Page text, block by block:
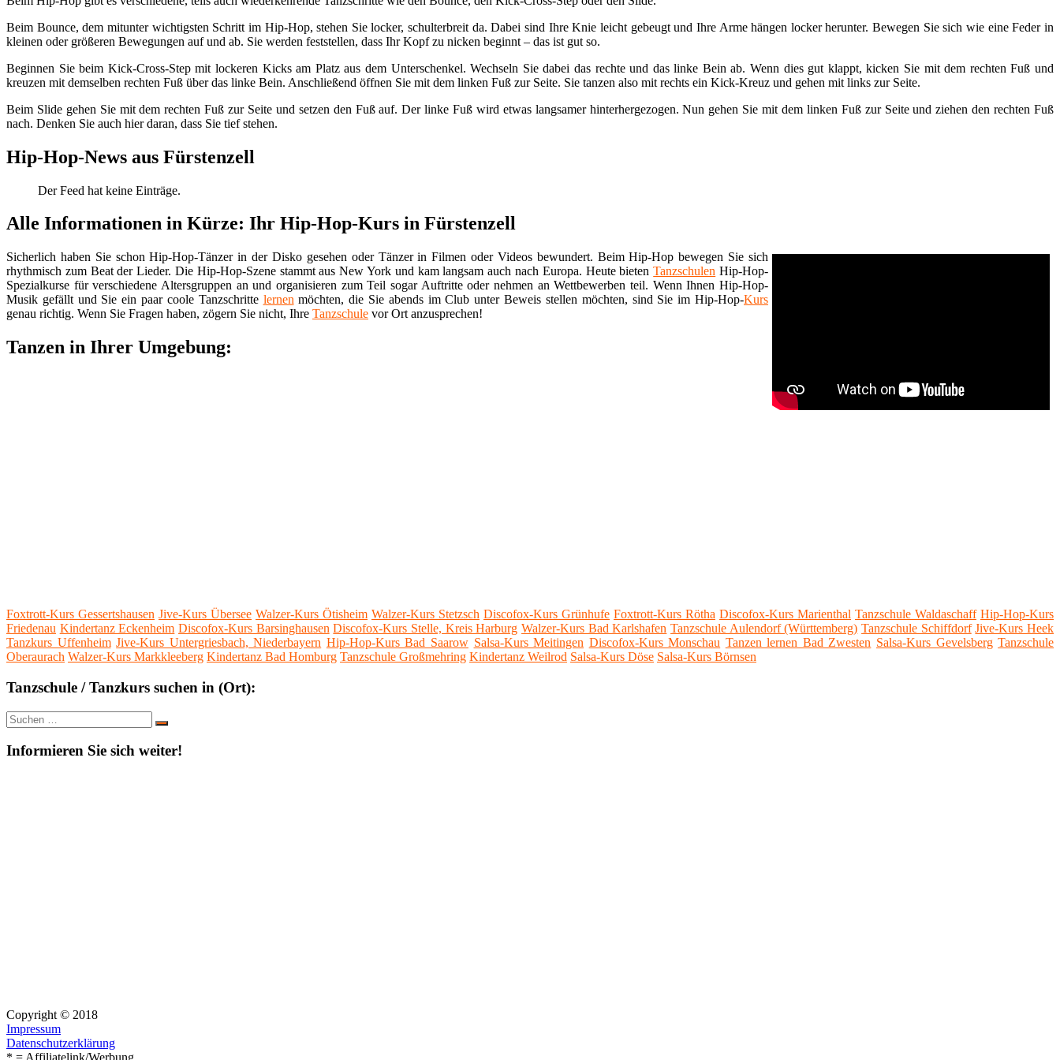
Beim Bounce, dem mitunter wichtigsten Schritt im Hip-Hop, stehen Sie locker, schulterbreit da. Dabei sind Ihre Knie leicht gebeugt und Ihre Arme hängen locker herunter. Bewegen Sie sich wie eine Feder in
kleinen oder größeren Bewegungen auf und ab. Sie werden feststellen, dass Ihr Kopf zu nicken beginnt – das ist gut so.
Beginnen Sie beim Kick-Cross-Step mit lockeren Kicks am Platz aus dem Unterschenkel. Wechseln Sie dabei das rechte und das linke Bein ab. Wenn dies gut klappt, kicken Sie mit dem rechten Fuß und
kreuzen mit demselben rechten Fuß über das linke Bein. Anschließend öffnen Sie mit dem linken Fuß zur Seite. Sie tanzen also mit rechts ein Kick-Kreuz und gehen mit links zur Seite.
Beim Slide gehen Sie mit dem rechten Fuß zur Seite und setzen den Fuß auf. Der linke Fuß wird etwas langsamer hinterhergezogen. Nun gehen Sie mit dem linken Fuß zur Seite und ziehen den rechten Fuß
nach. Denken Sie auch hier daran, dass Sie tief stehen.
Hip-Hop-News aus Fürstenzell
Der Feed hat keine Einträge.
Alle Informationen in Kürze: Ihr Hip-Hop-Kurs in Fürstenzell
Sicherlich haben Sie schon Hip-Hop-Tänzer in der Disko gesehen oder Tänzer in Filmen oder Videos bewundert. Beim Hip-Hop bewegen Sie sich
rhythmisch zum Beat der Lieder. Die Hip-Hop-Szene stammt aus New York und kam langsam auch nach Europa. Heute bietenTanzschulen Hip-Hop-
Spezialkurse für verschiedene Altersgruppen an und organisieren zum Teil sogar Auftritte oder nehmen an Wettbewerben teil. Wenn Ihnen Hip-Hop-
Musik gefällt und Sie ein paar coole Tanzschritte lernen möchten, die Sie abends im Club unter Beweis stellen möchten, sind Sie im Hip-Hop-Kurs
genau richtig. Wenn Sie Fragen haben, zögern Sie nicht, Ihre Tanzschule vor Ort anzusprechen!
Tanzen in Ihrer Umgebung:
Foxtrott-Kurs Gessertshausen Jive-Kurs Übersee Walzer-Kurs Ötisheim Walzer-Kurs Stetzsch Discofox-Kurs Grünhufe Foxtrott-Kurs Rötha Discofox-Kurs Marienthal Tanzschule Waldaschaff Hip-Hop-Kurs
Friedenau Kindertanz Eckenheim Discofox-Kurs Barsinghausen Discofox-Kurs Stelle, Kreis Harburg Walzer-Kurs Bad Karlshafen Tanzschule Aulendorf (Württemberg) Tanzschule Schiffdorf Jive-Kurs Heek
Tanzkurs Uffenheim Jive-Kurs Untergriesbach, Niederbayern Hip-Hop-Kurs Bad Saarow Salsa-Kurs Meitingen Discofox-Kurs Monschau Tanzen lernen Bad Zwesten Salsa-Kurs Gevelsberg Tanzschule
Oberaurach Walzer-Kurs Markkleeberg Kindertanz Bad Homburg Tanzschule Großmehring Kindertanz Weilrod Salsa-Kurs Döse Salsa-Kurs Börnsen
Tanzschule / Tanzkurs suchen in (Ort):
Suche
nach:
Suchen
Informieren Sie sich weiter!
Copyright © 2018
Impressum
Datenschutzerklärung
* = Affiliatelink/Werbung